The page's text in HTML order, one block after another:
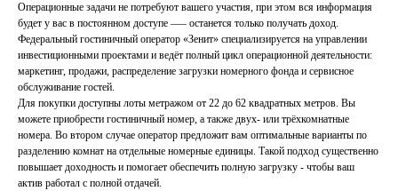
Операционные задачи не потребуют вашего участия, при этом вся информация
будет у вас в постоянном доступе —– останется только получать доход.
Федеральный гостиничный оператор «Зенит» специализируется на управлении
инвестиционными проектами и ведёт полный цикл операционной деятельности:
маркетинг, продажи, распределение загрузки номерного фонда и сервисное
обслуживание гостей.
Для покупки доступны лоты метражом от 22 до 62 квадратных метров. Вы
можете приобрести гостиничный номер, а также двух- или трёхкомнатные
номера. Во втором случае оператор предложит вам оптимальные варианты по
разделению комнат на отдельные номерные единицы. Такой подход существенно
повышает доходность и помогает обеспечить полную загрузку - чтобы ваш
актив работал с полной отдачей.